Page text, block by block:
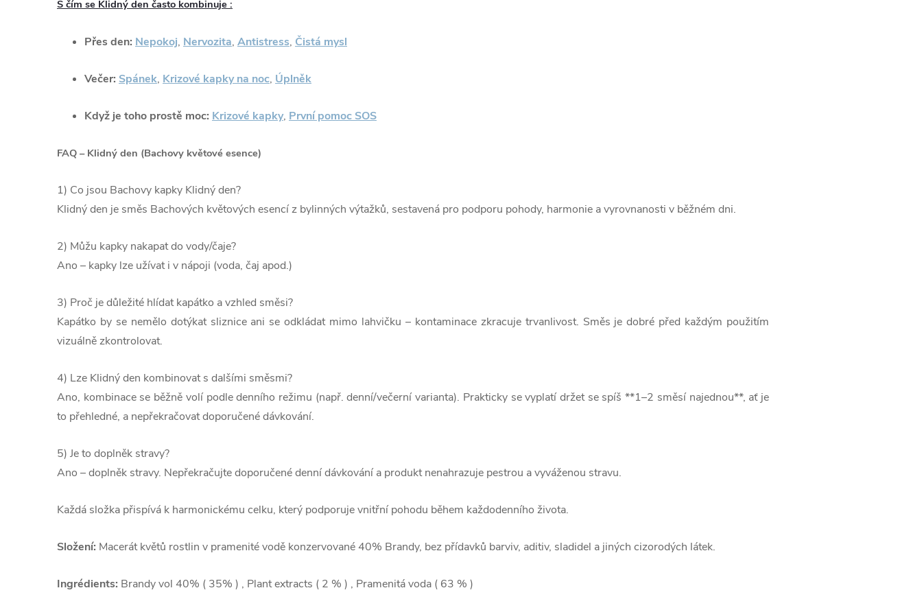
S čím se Klidný den často kombinuje :
Přes den: Nepokoj, Nervozita, Antistress, Čistá mysl
Večer: Spánek, Krizové kapky na noc, Úplněk
Když je toho prostě moc: Krizové kapky, První pomoc SOS
FAQ – Klidný den (Bachovy květové esence)
1) Co jsou Bachovy kapky Klidný den?
Klidný den je směs Bachových květových esencí z bylinných výtažků, sestavená pro podporu pohody, harmonie a vyrovnanosti v běžném dni.
2) Můžu kapky nakapat do vody/čaje?
Ano – kapky lze užívat i v nápoji (voda, čaj apod.)
3) Proč je důležité hlídat kapátko a vzhled směsi?
Kapátko by se nemělo dotýkat sliznice ani se odkládat mimo lahvičku – kontaminace zkracuje trvanlivost. Směs je dobré před každým použitím
vizuálně zkontrolovat.
4) Lze Klidný den kombinovat s dalšími směsmi?
Ano, kombinace se běžně volí podle denního režimu (např. denní/večerní varianta). Prakticky se vyplatí držet se spíš **1–2 směsí najednou**, ať je
to přehledné, a nepřekračovat doporučené dávkování.
5) Je to doplněk stravy?
Ano – doplněk stravy. Nepřekračujte doporučené denní dávkování a produkt nenahrazuje pestrou a vyváženou stravu.
Každá složka přispívá k harmonickému celku, který podporuje vnitřní pohodu během každodenního života.
Složení: Macerát květů rostlin v pramenité vodě konzervované 40% Brandy, bez přídavků barviv, aditiv, sladidel a jiných cizorodých látek.
Ingrédients: Brandy vol 40% ( 35% ) , Plant extracts ( 2 % ) , Pramenitá voda ( 63 % )